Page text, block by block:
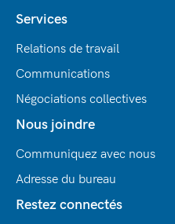
Services
Relations de travail
Communications
Négociations collectives
Nous joindre
Communiquez avec nous
Adresse du bureau
Restez connectés